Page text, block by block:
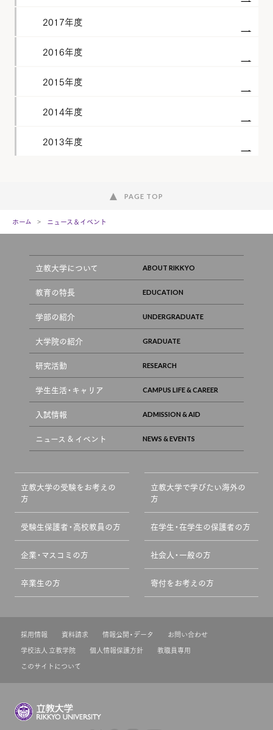
2017年度
2016年度
2015年度
2014年度
2013年度
PAGE TOP
ホーム ニュース＆イベント
立教大学について
教育の特長
学部の紹介
大学院の紹介
研究活動
学生生活・キャリア
入試情報
ニュース & イベント
立教大学の受験をお考えの
方
立教大学で学びたい海外の
方
受験生保護者・高校教員の方 在学生・在学生の保護者の方
企業・マスコミの方 社会人・一般の方
卒業生の方 寄付をお考えの方
採用情報 資料請求 情報公開・データ
お問い合わせ
学校法人 立教学院
個人情報保護方針
教職員専用
このサイトについて